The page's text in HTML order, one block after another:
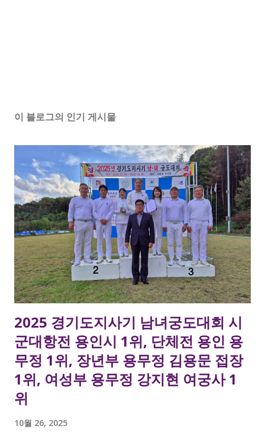
이 블로그의 인기 게시물
2025 경기도지사기 남녀궁도대회 시
군대항전 용인시 1위, 단체전 용인 용
무정 1위, 장년부 용무정 김용문 접장
1위, 여성부 용무정 강지현 여궁사 1
위
10월 26, 2025